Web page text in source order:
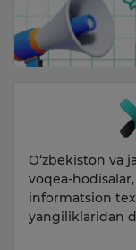
O‘zbekiston va
voqea-
informatsion
yangiliklaridan